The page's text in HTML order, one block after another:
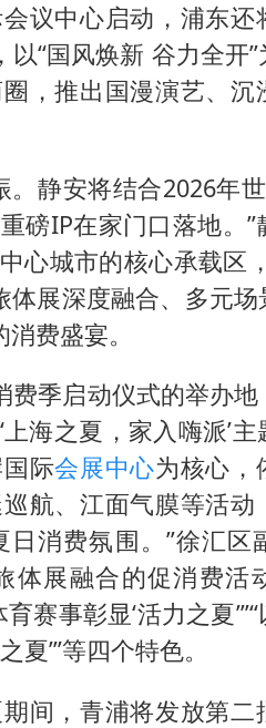
议中心启动，浦东还
“国风焕新 谷力全开
，推出国漫演艺、沉
静安将结合2026年
磅IP在家门口落地。”
心城市的核心承载区
展深度融合、多元场
费盛宴。
费季启动仪式的举办
海之夏，家入嗨派’
际会展中心为核心，
航、江面气膜等活动
消费氛围。”徐汇区
体展融合的促消费活
赛事彰显‘活力之夏
夏’”等四个特色。
间，青浦将发放第二